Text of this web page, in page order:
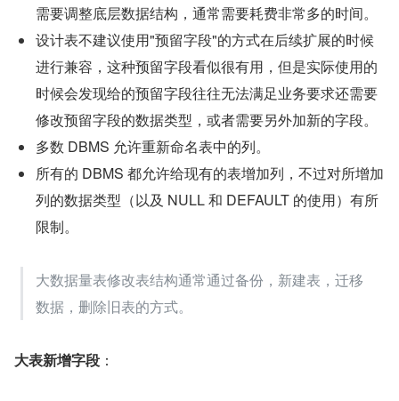
需要调整底层数据结构，通常需要耗费非常多的时间。
设计表不建议使用"预留字段"的方式在后续扩展的时候
进行兼容，这种预留字段看似很有用，但是实际使用的
时候会发现给的预留字段往往无法满足业务要求还需要
修改预留字段的数据类型，或者需要另外加新的字段。
多数 DBMS 允许重新命名表中的列。
所有的 DBMS 都允许给现有的表增加列，不过对所增加
列的数据类型（以及 NULL 和 DEFAULT 的使用）有所
限制。
大数据量表修改表结构通常通过备份，新建表，迁移
数据，删除旧表的方式。
大表新增字段 ：